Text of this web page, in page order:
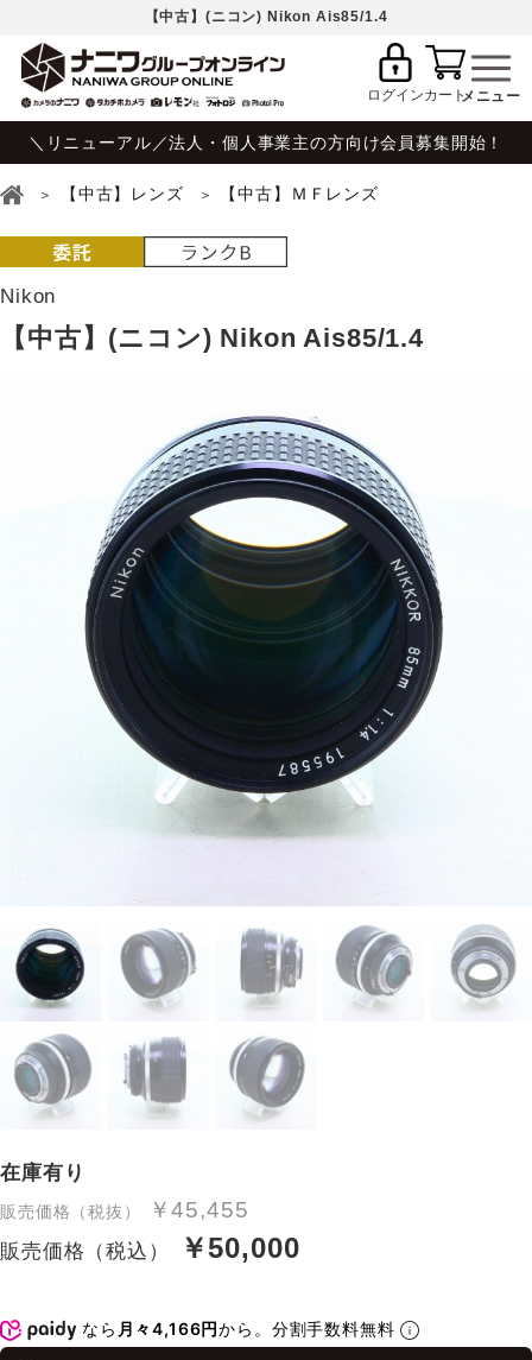
【中古】(ニコン) Nikon Ais85/1.4
ログインカート
＼リニューアル／法人・個人事業主の方向け会員募集開始！
【中古】レンズ 【中古】ＭＦレンズ
Nikon
【中古】(ニコン) Nikon Ais85/1.4
在庫有り
販売価格（税抜） ￥45,455
販売価格（税込） ￥50,000
なら 月々4,166円から。分割手数料無料